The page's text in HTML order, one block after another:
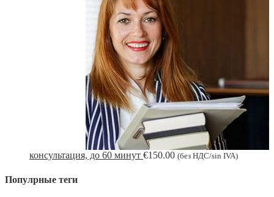
консультация, до 60 минут €150.00 (без НДС/sin IVA)
Популрные теги